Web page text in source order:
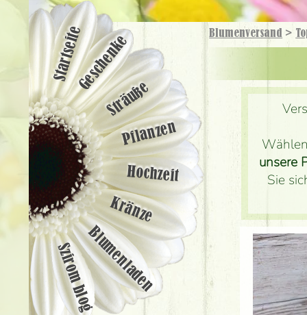
Blumenversand >
unsere
Sie
StartseiteGeschenke
Sträuße
Pflanzen
Hochzeit
Kränze
Blumenladen
Szirom blog